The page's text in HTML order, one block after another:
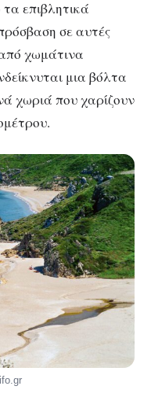
επιβλητικά
σε αυτές
χωμάτινα
μια βόλτα
χωριά που χαρίζουν